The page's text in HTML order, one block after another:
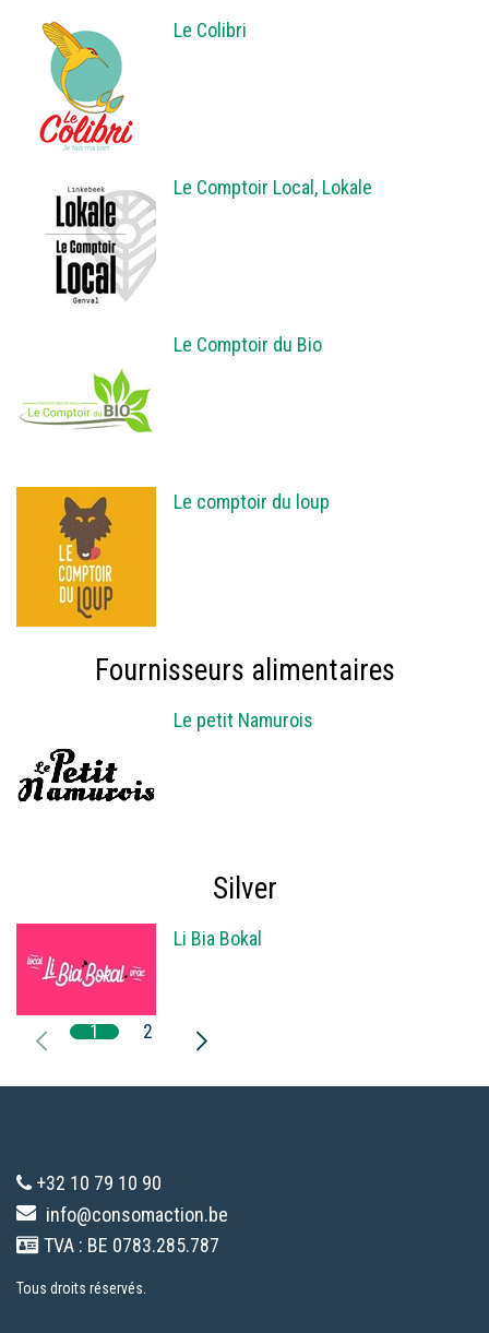
Le Colibri
Le Comptoir Local, Lokale
Le Comptoir du Bio
Le comptoir du loup
Fournisseurs alimentaires
Le petit Namurois
Silver
Li Bia Bokal
1 2
+32 10 79 10 90
info@consomaction.be
TVA : BE 0783.285.787
Tous droits réservés.